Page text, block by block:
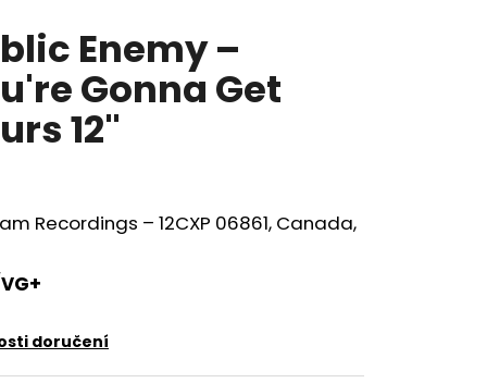
Enemy –
Gonna Get
12"
Recordings – 12CXP 06861, Canada,
doručení
AT THE GATES